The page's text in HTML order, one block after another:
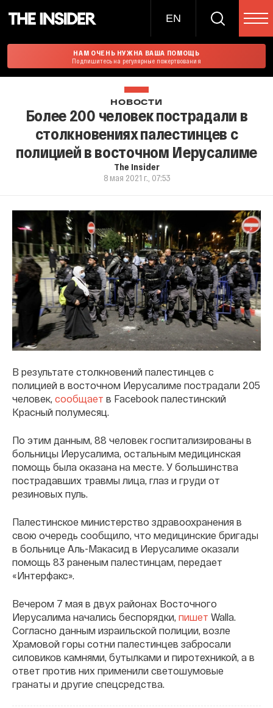
EN
НАМ ОЧЕНЬ НУЖНА ВАША ПОМОЩЬ
Подпишитесь на регулярные пожертвования
НОВОСТИ
Более 200 человек пострадали в
столкновениях палестинцев с
полицией в восточном Иерусалиме
The Insider
8 мая 2021 г., 07:53
В результате столкновений палестинцев с
полицией в восточном Иерусалиме пострадали 205
человек, сообщает в Facebook палестинский
Красный полумесяц.
По этим данным, 88 человек госпитализированы в
больницы Иерусалима, остальным медицинская
помощь была оказана на месте. У большинства
пострадавших травмы лица, глаз и груди от
резиновых пуль.
Палестинское министерство здравоохранения в
свою очередь сообщило, что медицинские бригады
в больнице Аль-Макасид в Иерусалиме оказали
помощь 83 раненым палестинцам, передает
«Интерфакс».
Вечером 7 мая в двух районах Восточного
Иерусалима начались беспорядки, пишет Walla.
Согласно данным израильской полиции, возле
Храмовой горы сотни палестинцев забросали
силовиков камнями, бутылками и пиротехникой, а в
ответ против них применили светошумовые
гранаты и другие спецсредства.